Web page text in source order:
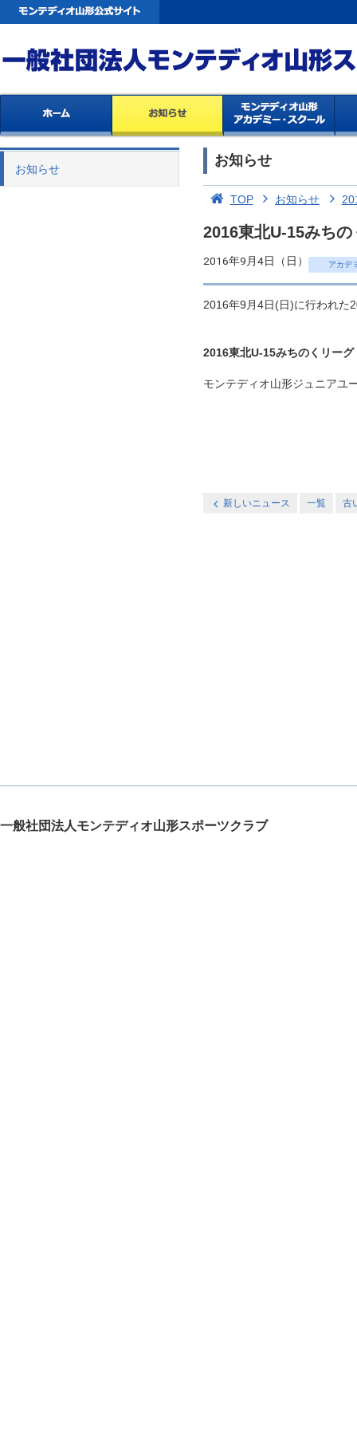
お知らせ
お知らせ
TOP お知らせ
2016東北U-15みち
2016年9月4日（日） アカデ
2016年9月4日(日)に行われた
2016東北U-15みちのくリーグ
モンテディオ山形ジュニアユ
新しいニュース 一覧 古
一般社団法人モンテディオ山形スポーツクラブ